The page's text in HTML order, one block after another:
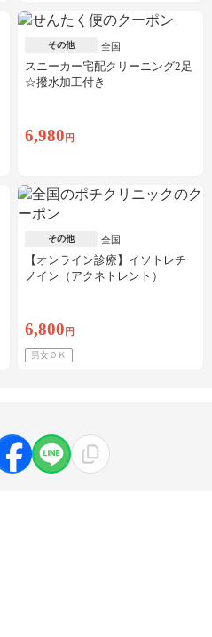
その他 全国
スニーカー宅配クリーニング2足
☆撥水加工付き
6,980 円
その他 全国
【オンライン診療】イソトレチ
ノイン（アクネトレント）
6,800 円
男女ＯＫ